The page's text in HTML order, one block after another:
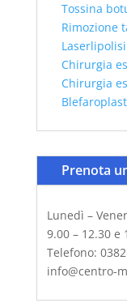
Tossina
Rimozione
Laserlipolisi
Chirurgia
Chirurgia
Prenota
Lunedì –
9.00 – 12.30 e
Telefono:
info@centro-